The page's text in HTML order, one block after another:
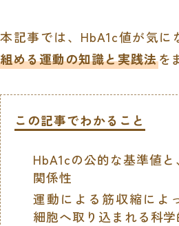
本記事では、HbA1c値が気に
組める運動の知識と実践法を
この記事でわかること
HbA1cの公的な基準値
関係性
運動による筋収縮によ
細胞へ取り込まれる科